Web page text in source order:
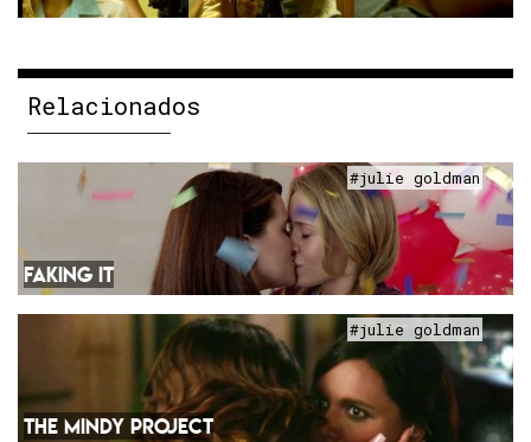
Relacionados
#julie goldman
FAKING IT
#julie goldman
THE MINDY PROJECT